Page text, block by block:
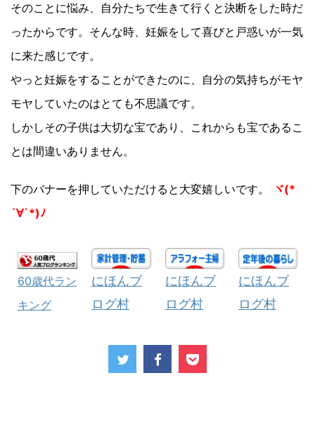
そのことに悩み、自分たちで生きて行くと決断をした時だ
ったからです。そんな時、妊娠をして喜びと戸惑いが一気
に来た感じです。
やっと妊娠をすることができたのに、自分の気持ちがモヤ
モヤしていたのはとても不思議です。
しかしその子供は大切な宝であり、これからも宝であるこ
とは間違いありません。
下のバナーを押していただけると大変嬉しいです。
ヾ(*
´∀`*)ﾉ
60歳代ラン
キング
にほんブ
ログ村
にほんブ
ログ村
にほんブ
ログ村